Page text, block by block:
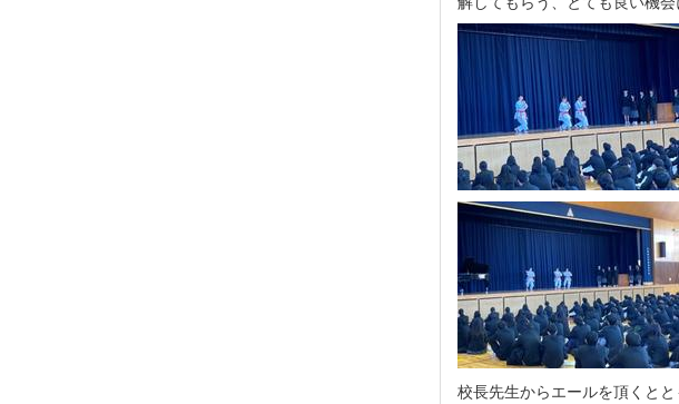
校長先生からエールを頂くと